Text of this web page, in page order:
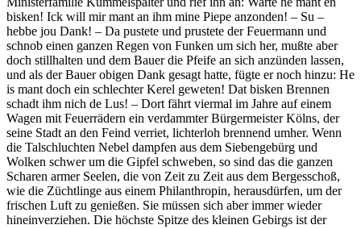
bisken! Ick will mir mant an ihm mine Piepe anzonden! – Su –
hebbe jou Dank! – Da pustete und prustete der Feuermann und
schnob einen ganzen Regen von Funken um sich her, mußte aber
doch stillhalten und dem Bauer die Pfeife an sich anzünden lassen,
und als der Bauer obigen Dank gesagt hatte, fügte er noch hinzu: He
is mant doch ein schlechter Kerel geweten! Dat bisken Brennen
schadt ihm nich de Lus! – Dort fährt viermal im Jahre auf einem
Wagen mit Feuerrädern ein verdammter Bürgermeister Kölns, der
seine Stadt an den Feind verriet, lichterloh brennend umher. Wenn
die Talschluchten Nebel dampfen aus dem Siebengebürg und
Wolken schwer um die Gipfel schweben, so sind das die ganzen
Scharen armer Seelen, die von Zeit zu Zeit aus dem Bergesschoß,
wie die Züchtlinge aus einem Philanthropin, herausdürfen, um der
frischen Luft zu genießen. Sie müssen sich aber immer wieder
hineinverziehen. Die höchste Spitze des kleinen Gebirgs ist der